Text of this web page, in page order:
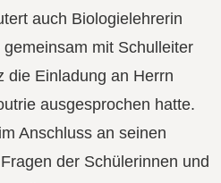
auch Biologielehrerin
mit Schulleiter
die Einladung an Herrn
ausgesprochen hatte.
Anschluss an seinen
der Schülerinnen und